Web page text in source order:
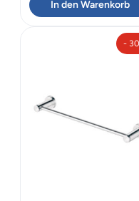
war:
ist:
In den Warenkorb
-